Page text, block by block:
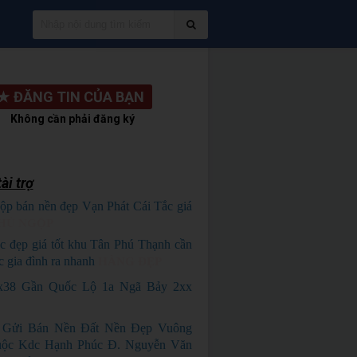
ĐĂNG TIN CỦA BẠN
Không cần phải đăng ký
trợ
bán nền đẹp Vạn Phát Cái Tắc giá
đẹp giá tốt khu Tân Phú Thạnh cần
gia đình ra nhanh
Gần Quốc Lộ 1a Ngã Bảy 2xx
Gửi Bán Nền Đất Nền Đẹp Vuông
Kdc Hạnh Phúc Đ. Nguyễn Văn